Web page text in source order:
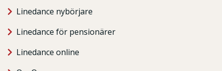
Linedance nybörjare
Linedance för pensionärer
Linedance online